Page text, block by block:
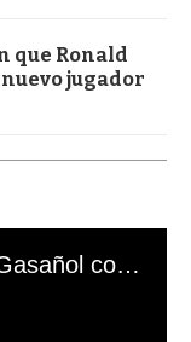
que Ronald
jugador
El mal momento de Yanina Gasañol con un hincha argentino en "Subrayado"